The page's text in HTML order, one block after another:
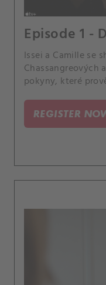
Episode 1 -
Issei a Camille se
Chassangreových
pokyny, které
REGISTER